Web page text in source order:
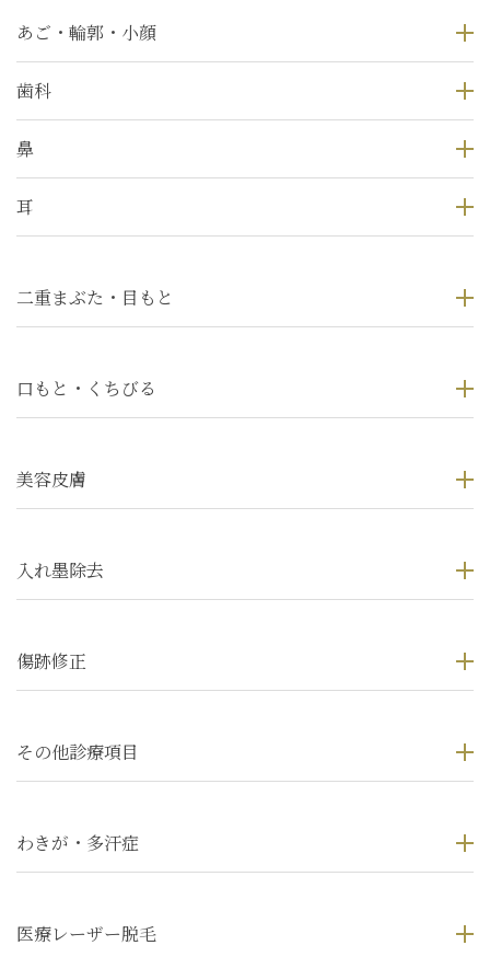
あご・輪郭・小顔
歯科
鼻
耳
二重まぶた・目もと
口もと・くちびる
美容皮膚
入れ墨除去
傷跡修正
その他診療項目
わきが・多汗症
医療レーザー脱毛